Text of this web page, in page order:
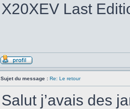
X20XEV Last
Sujet du message : Re: Le retour
Salut j’avais des